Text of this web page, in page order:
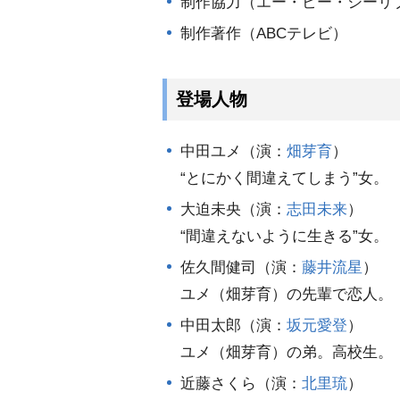
制作著作（ABCテレビ）
登場人物
中田ユメ（演： 畑芽育）
“とにかく間違えてしまう”女。
大迫未央（演： 志田未来）
“間違えないように生きる”女。
佐久間健司（演： 藤井流星 ）
ユメ（畑芽育）の先輩で恋人。
中田太郎（演： 坂元愛登）
ユメ（畑芽育）の弟。高校生。
近藤さくら（演： 北里琉）